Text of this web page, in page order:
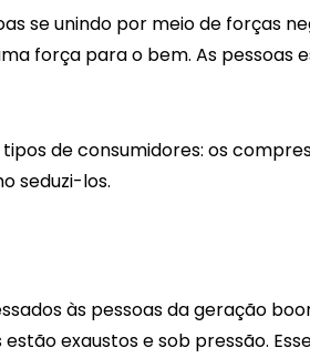
se unindo por meio de forças
força para o bem. As
de consumidores: os
seduzi-los.
às pessoas da geração
exaustos e sob pressão.